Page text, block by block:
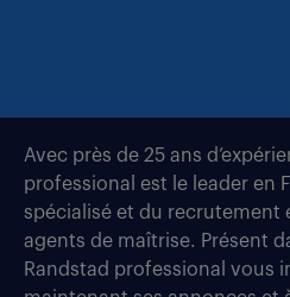
Avec près de 25 ans
professional est le leader en
spécialisé et du recrutement
agents de maîtrise. Présent
Randstad professional vous